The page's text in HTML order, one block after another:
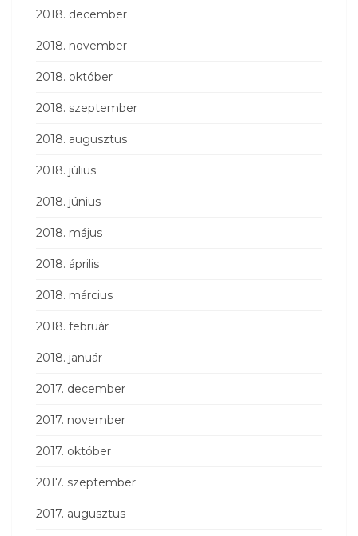
2018. december
2018. november
2018. október
2018. szeptember
2018. augusztus
2018. július
2018. június
2018. május
2018. április
2018. március
2018. február
2018. január
2017. december
2017. november
2017. október
2017. szeptember
2017. augusztus